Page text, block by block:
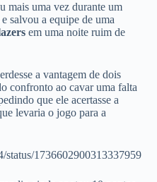
mais uma vez durante um
e salvou a equipe de uma
em uma noite ruim de
a vantagem de dois
confronto ao cavar uma falta
que ele acertasse a
levaria o jogo para a
status/1736602900313337959